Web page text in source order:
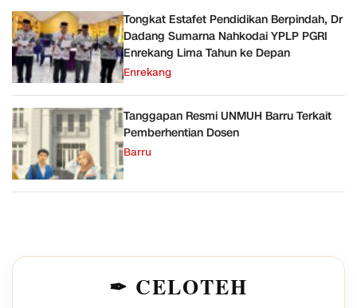
Tongkat Estafet Pendidikan Berpindah, Dr
Dadang Sumarna Nahkodai YPLP PGRI
Enrekang Lima Tahun ke Depan
Enrekang
Tanggapan Resmi UNMUH Barru Terkait
Pemberhentian Dosen
Barru
✒ CELOTEH